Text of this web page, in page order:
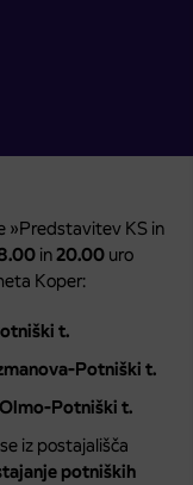
»Predstavitev KS in
in20.00 uro
Koper:
t.
Potniški t.
Potniški t.
iz postajališča
potniških